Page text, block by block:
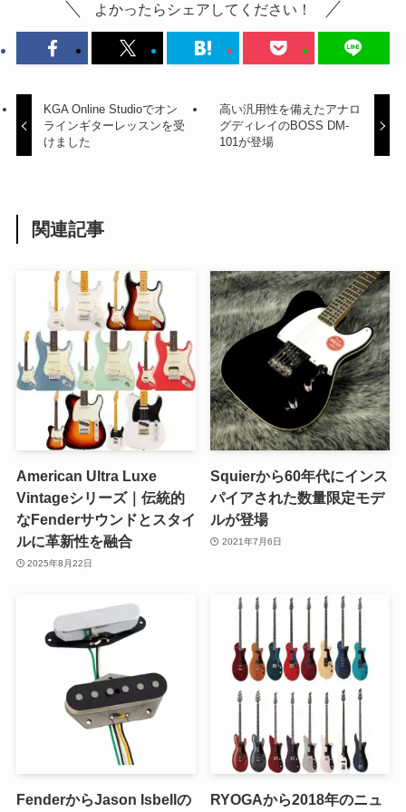
よかったらシェアしてください！
KGA Online Studioでオン
ラインギターレッスンを受
けました
高い汎用性を備えたアナロ
グディレイのBOSS DM-
101が登場
関連記事
American Ultra Luxe
Vintageシリーズ｜伝統的
なFenderサウンドとスタイ
ルに革新性を融合
2025年8月22日
Squierから60年代にインス
パイアされた数量限定モデ
ルが登場
2021年7月6日
FenderからJason Isbellの
RYOGAから2018年のニュ